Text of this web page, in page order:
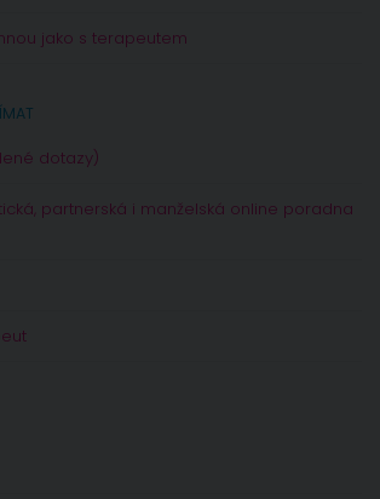
jako s terapeutem
dotazy)
partnerská i manželská online poradna